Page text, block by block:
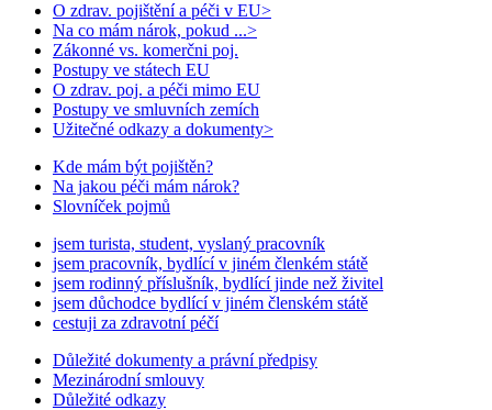
O zdrav. pojištění a péči v EU>
Na co mám nárok, pokud ...>
Zákonné vs. komerčni poj.
Postupy ve státech EU
O zdrav. poj. a péči mimo EU
Postupy ve smluvních zemích
Užitečné odkazy a dokumenty>
Kde mám být pojištěn?
Na jakou péči mám nárok?
Slovníček pojmů
jsem turista, student, vyslaný pracovník
jsem pracovník, bydlící v jiném členkém státě
jsem rodinný příslušník, bydlící jinde než živitel
jsem důchodce bydlící v jiném členském státě
cestuji za zdravotní péčí
Důležité dokumenty a právní předpisy
Mezinárodní smlouvy
Důležité odkazy